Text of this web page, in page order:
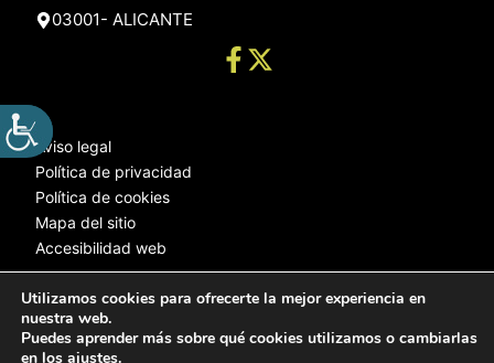
03001- ALICANTE
Aviso legal
Política de privacidad
Política de cookies
Mapa del sitio
Accesibilidad web
© 2025 Web desarrollada por el Servicio de Informática de Diputación
Utilizamos cookies para ofrecerte la mejor experiencia en
nuestra web.
Puedes aprender más sobre qué cookies utilizamos o cambiarlas
en los ajustes.